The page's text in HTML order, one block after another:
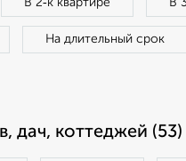
В 2‑к квартире В
На длительный срок
дач, коттеджей (53)